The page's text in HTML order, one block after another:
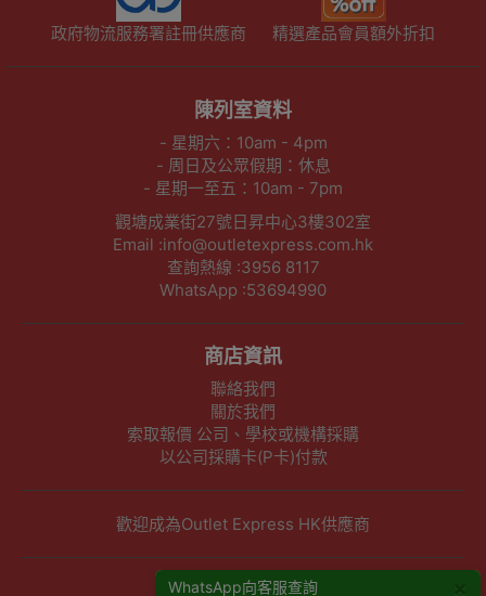
WhatsApp向客服查詢
政府物流服務署註冊供應商 精選產品會員額外折扣
陳列室資料
- 星期六：10am - 4pm
- 周日及公眾假期：休息
- 星期一至五：10am - 7pm
觀塘成業街27號日昇中心3樓302室
Email :info@outletexpress.com.hk
查詢熱線 :3956 8117
WhatsApp :53694990
商店資訊
聯絡我們
關於我們
索取報價 公司、學校或機構採購
以公司採購卡(P卡)付款
歡迎成為Outlet Express HK供應商
其他資訊